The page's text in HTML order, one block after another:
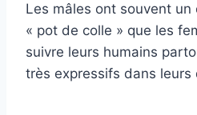
Les mâles ont souvent
« pot de colle » que les
suivre leurs humains
très expressifs dans